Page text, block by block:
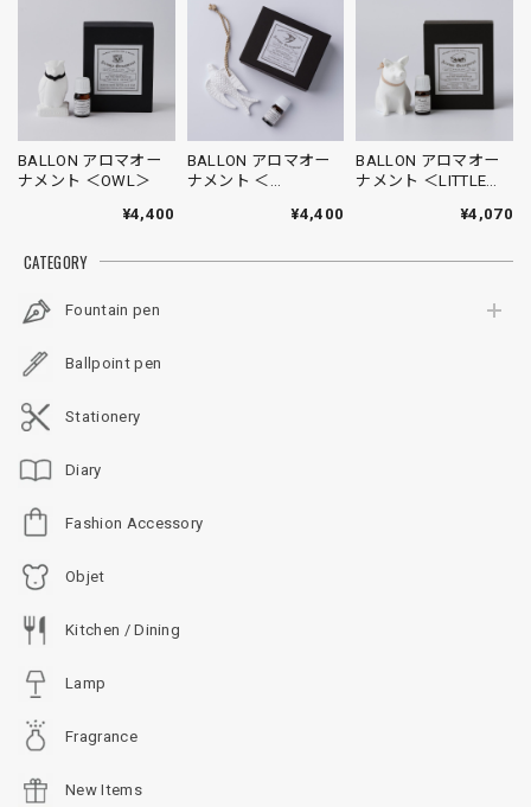
CATEGORY
Fountain pen
Ballpoint pen
Stationery
Diary
Fashion Accessory
Objet
Kitchen / Dining
Lamp
Fragrance
New Items
BALLON アロマオー
ナメント ＜OWL＞
¥4,400
BALLON アロマオー
ナメント ＜
¥4,400
BALLON アロマオー
ナメント ＜LITTLE
¥4,070